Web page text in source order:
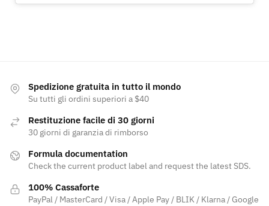
Spedizione gratuita in tutto il mondo
Su tutti gli ordini superiori a $40
Restituzione facile di 30 giorni
30 giorni di garanzia di rimborso
Formula documentation
Check the current product label and request the latest SDS.
100% Cassaforte
PayPal / MasterCard / Visa / Apple Pay / BLIK / Klarna / Google